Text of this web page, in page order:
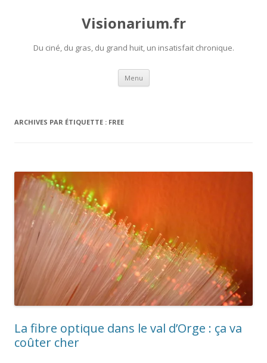
Visionarium.fr
Du ciné, du gras, du grand huit, un insatisfait chronique.
Menu Aller
contenu
ARCHIVES PAR ÉTIQUETTE : FREE
La fibre optique dans le val d’Orge : ça va
coûter cher